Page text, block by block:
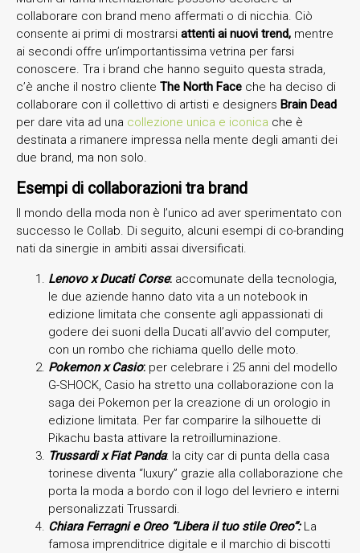
collaborare con brand meno affermati o di nicchia. Ciò
consente ai primi di mostrarsi attenti ai nuovi trend, mentre
ai secondi offre un’importantissima vetrina per farsi
conoscere. Tra i brand che hanno seguito questa strada,
c’è anche il nostro cliente The North Face che ha deciso di
collaborare con il collettivo di artisti e designers Brain Dead
per dare vita ad una collezione unica e iconica che è
destinata a rimanere impressa nella mente degli amanti dei
due brand, ma non solo.
Esempi di collaborazioni tra brand
Il mondo della moda non è l’unico ad aver sperimentato con
successo le Collab. Di seguito, alcuni esempi di co-branding
nati da sinergie in ambiti assai diversificati.
Lenovo x Ducati Corse: accomunate della tecnologia,
le due aziende hanno dato vita a un notebook in
edizione limitata che consente agli appassionati di
godere dei suoni della Ducati all’avvio del computer,
con un rombo che richiama quello delle moto.
Pokemon x Casio: per celebrare i 25 anni del modello
G-SHOCK, Casio ha stretto una collaborazione con la
saga dei Pokemon per la creazione di un orologio in
edizione limitata. Per far comparire la silhouette di
Pikachu basta attivare la retroilluminazione.
Trussardi x Fiat Panda: la city car di punta della casa
torinese diventa “luxury” grazie alla collaborazione che
porta la moda a bordo con il logo del levriero e interni
personalizzati Trussardi.
Chiara Ferragni e Oreo “Libera il tuo stile Oreo”: La
famosa imprenditrice digitale e il marchio di biscotti